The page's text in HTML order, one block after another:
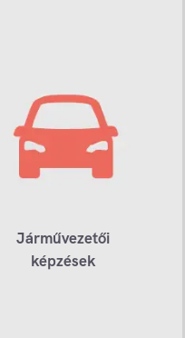
Járművezetői
képzések